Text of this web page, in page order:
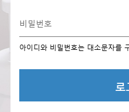
아이디와 비밀번호는 대소문자를
로